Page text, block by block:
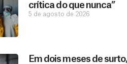
crítica do que nunca”
5 de agosto de 2026
Em dois meses de surto,